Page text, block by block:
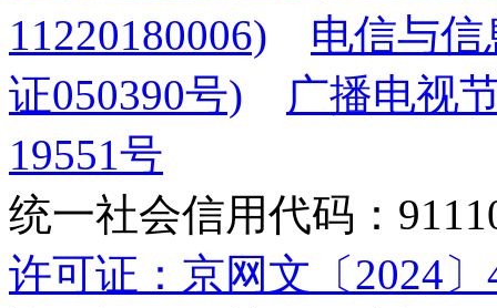
11220180006)
电信与
证050390号)
广播电视
19551号
统一社会信用代码：
许可证：京网文〔2024〕